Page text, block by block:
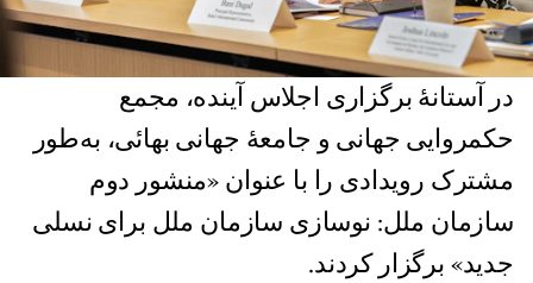
در آستانهٔ برگزاری اجلاس آینده، مجمع
حکمروایی جهانی و جامعهٔ جهانی بهائی، به‌طور
مشترک رویدادی را با عنوان «منشور دوم
سازمان ملل: نوسازی سازمان ملل برای نسلی
جدید» برگزار کردند.